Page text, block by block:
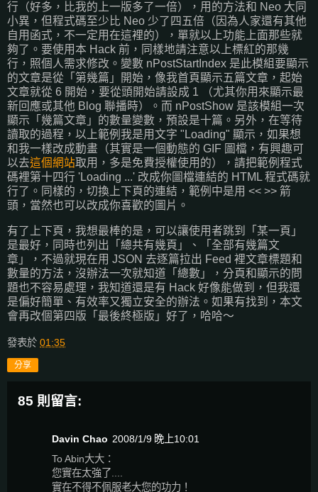
行（好多，比我的上一版多了一倍），用的方法和 Neo 大同
小異，但程式碼至少比 Neo 少了四五倍（因為人家還有其他
自用函式，不一定用在這裡的），單就以上功能上面那些就
夠了。要使用本 Hack 前，同樣地請注意以上標紅的那幾
行，照個人需求修改。變數 nPostStartIndex 是此模組要顯示
的文章是從「第幾篇」開始，像我首頁顯示五篇文章，起始
文章就從 6 開始，要從頭開始請設成 1 （尤其你用來顯示最
新回應或其他 Blog 聯播時）。而 nPostShow 是該模組一次
顯示「幾篇文章」的數量變數，預設是十篇。另外，在等待
讀取的過程，以上範例我是用文字 "Loading" 顯示，如果想
和我一樣改成動畫（其實是一個動態的 GIF 圖檔，有興趣可
以去這個網站取用，多是免費授權使用的），請把範例程式
碼裡第十四行 'Loading ...' 改成你圖檔連結的 HTML 程式碼就
行了。同樣的，切換上下頁的連結，範例中是用 << >> 箭
頭，當然也可以改成你喜歡的圖片。
有了上下頁，我想最棒的是，可以讓使用者跳到「某一頁」
是最好，同時也列出「總共有幾頁」、「全部有幾篇文
章」，不過就現在用 JSON 去逐篇拉出 Feed 裡文章標題和
數量的方法，沒辦法一次就知道「總數」，分頁和顯示的問
題也不容易處理，我知道還是有 Hack 好像能做到，但我還
是偏好簡單、有效率又獨立安全的辦法。如果有找到，本文
會再改個第四版「最後終極版」好了，哈哈～
發表於 01:35
分享
85 則留言:
Davin Chao 2008/1/9 晚上10:01
To Abin大大：
您實在太強了....
實在不得不佩服老大您的功力！